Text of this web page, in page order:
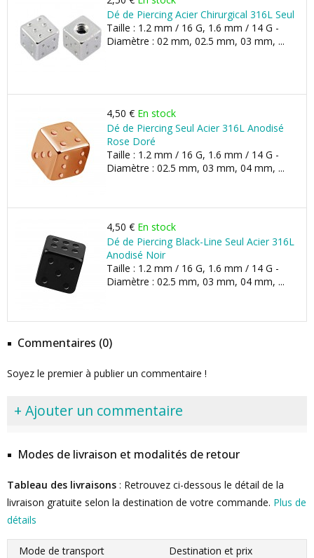
Dé de Piercing Acier Chirurgical 316L Seul
Taille : 1.2 mm / 16 G, 1.6 mm / 14 G -
Diamètre : 02 mm, 02.5 mm, 03 mm, ...
4,50 € En stock
Dé de Piercing Seul Acier 316L Anodisé
Rose Doré
Taille : 1.2 mm / 16 G, 1.6 mm / 14 G -
Diamètre : 02.5 mm, 03 mm, 04 mm, ...
4,50 € En stock
Dé de Piercing Black-Line Seul Acier 316L
Anodisé Noir
Taille : 1.2 mm / 16 G, 1.6 mm / 14 G -
Diamètre : 02.5 mm, 03 mm, 04 mm, ...
Commentaires (0)
Soyez le premier à publier un commentaire !
+ Ajouter un commentaire
Modes de livraison et modalités de retour
Tableau des livraisons : Retrouvez ci-dessous le détail de la
livraison gratuite selon la destination de votre commande. Plus de
détails
Mode de transport
Destination et prix